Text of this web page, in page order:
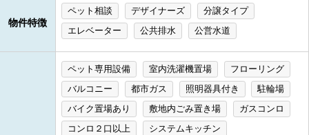
物件特徴
ペット相談 デザイナーズ
分譲タイプ
エレベーター
公共排水 公営水道
ペット専用設備 室内洗濯機置場
フローリング
バルコニー
都市ガス 照明器具付き
駐輪場
バイク置場あり
敷地内ごみ置き場
ガスコンロ
コンロ２口以上
システムキッチン